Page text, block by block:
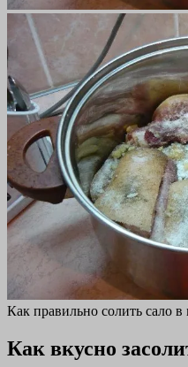
Как правильно солить сало в
Как вкусно